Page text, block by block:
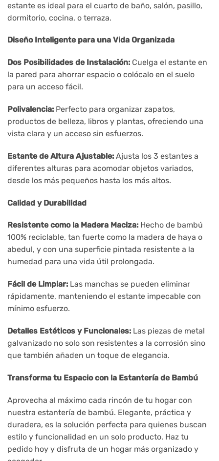
estante es ideal para el cuarto de baño, salón, pasillo,
dormitorio, cocina, o terraza.
Diseño Inteligente para una Vida Organizada
Dos Posibilidades de Instalación: Cuelga el estante en
la pared para ahorrar espacio o colócalo en el suelo
para un acceso fácil.
Polivalencia: Perfecto para organizar zapatos,
productos de belleza, libros y plantas, ofreciendo una
vista clara y un acceso sin esfuerzos.
Estante de Altura Ajustable: Ajusta los 3 estantes a
diferentes alturas para acomodar objetos variados,
desde los más pequeños hasta los más altos.
Calidad y Durabilidad
Resistente como la Madera Maciza: Hecho de bambú
100% reciclable, tan fuerte como la madera de haya o
abedul, y con una superficie pintada resistente a la
humedad para una vida útil prolongada.
Fácil de Limpiar: Las manchas se pueden eliminar
rápidamente, manteniendo el estante impecable con
mínimo esfuerzo.
Detalles Estéticos y Funcionales: Las piezas de metal
galvanizado no solo son resistentes a la corrosión sino
que también añaden un toque de elegancia.
Transforma tu Espacio con la Estantería de Bambú
Aprovecha al máximo cada rincón de tu hogar con
nuestra estantería de bambú. Elegante, práctica y
duradera, es la solución perfecta para quienes buscan
estilo y funcionalidad en un solo producto. Haz tu
pedido hoy y disfruta de un hogar más organizado y